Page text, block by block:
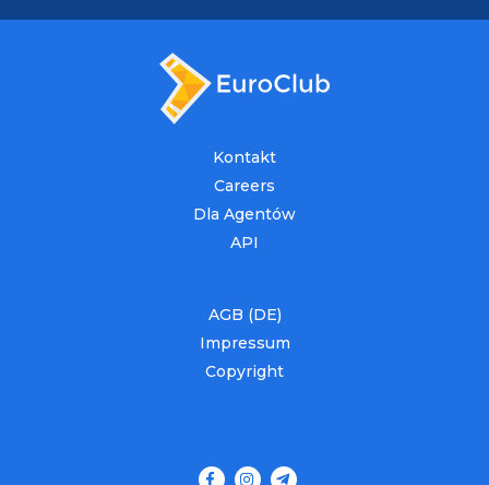
Kontakt
Careers
Dla Agentów
API
AGB (DE)
Impressum
Copyright